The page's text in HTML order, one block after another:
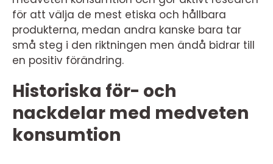
för att välja de mest etiska och hållbara
produkterna, medan andra kanske bara tar
små steg i den riktningen men ändå bidrar till
en positiv förändring.
Historiska för- och
nackdelar med medveten
konsumtion